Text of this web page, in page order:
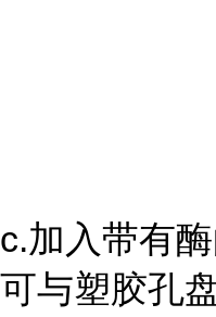
c.加入带有
可与塑胶孔